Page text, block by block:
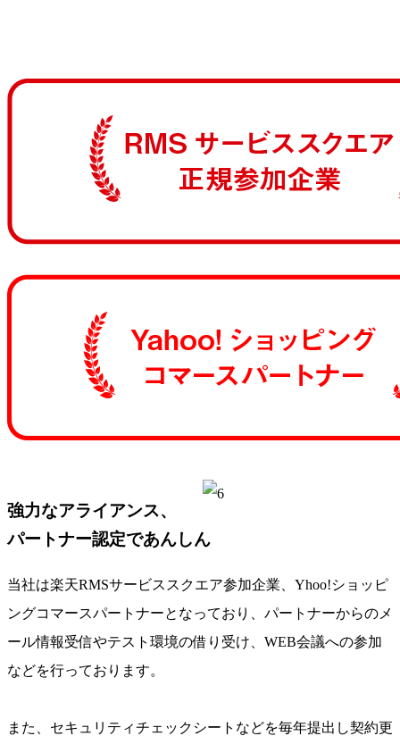
強力なアライアンス、
パートナー認定であんしん
当社は楽天RMSサービススクエア参加企業、Yhoo!ショッピ
ングコマースパートナーとなっており、パートナーからのメ
ール情報受信やテスト環境の借り受け、WEB会議への参加
などを行っております。
また、 セキュリティチェックシートなどを毎年提出 し契約更